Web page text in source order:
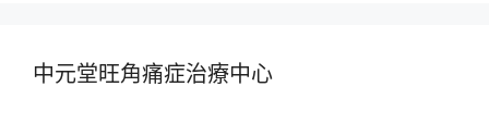
中元堂旺角痛症治療中心